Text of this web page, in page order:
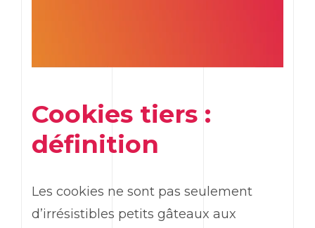
Cookies tiers :
définition
Les cookies ne sont pas seulement
d’irrésistibles petits gâteaux aux